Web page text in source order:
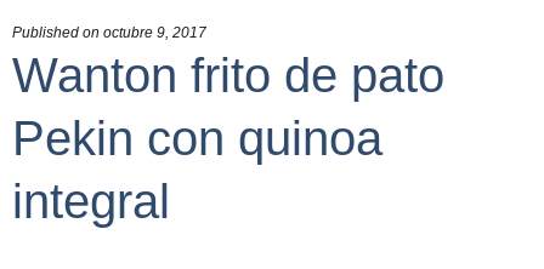
Published on octubre 9, 2017
Wanton frito de pato
Pekin con quinoa
integral